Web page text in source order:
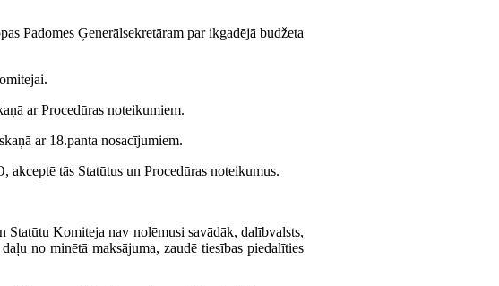
Padomes Ģenerālsekretāram par ikgadējā budžeta
ar Procedūras noteikumiem.
ar 18.panta nosacījumiem.
tās Statūtus un Procedūras noteikumus.
Statūtu Komiteja nav nolēmusi savādāk, dalībvalsts,
no minētā maksājuma, zaudē tiesības piedalīties